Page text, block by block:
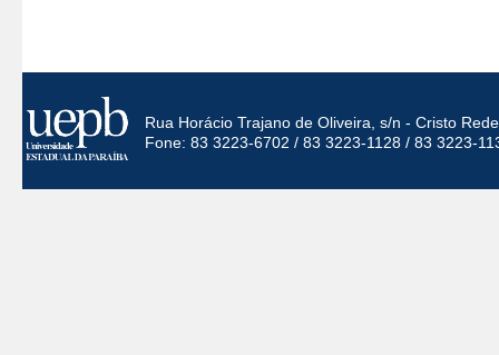
Rua Horácio Trajano de Oliveira, s/n - Cristo
Fone: 83 3223-6702 / 83 3223-1128 / 83 3223-